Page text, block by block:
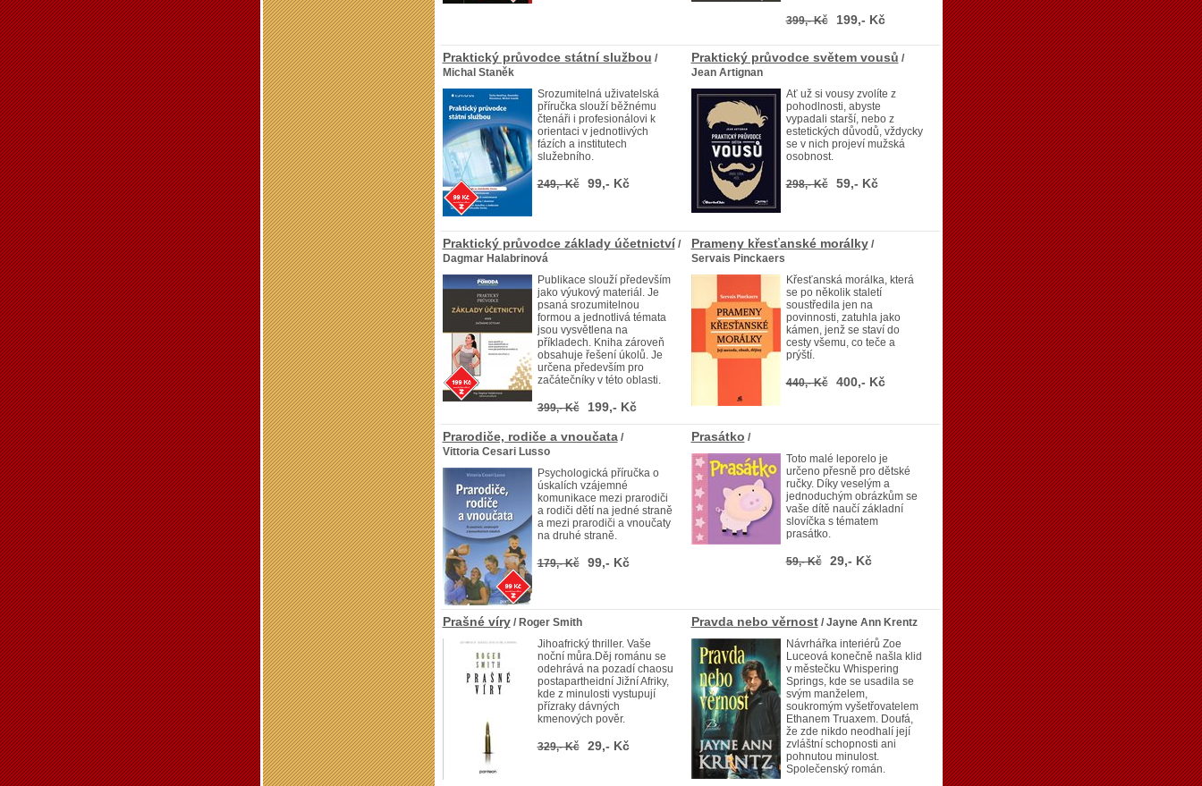
399,- Kč 199,- Kč
Praktický průvodce státní službou /
Michal Staněk
Srozumitelná uživatelská
příručka slouží běžnému
čtenáři i profesionálovi k
orientaci v jednotlivých
fázích a institutech
služebního.
249,- Kč 99,- Kč
Praktický průvodce světem vousů /
Jean Artignan
Ať už si vousy zvolíte z
pohodlnosti, abyste
vypadali starší, nebo z
estetických důvodů, vždycky
se v nich projeví mužská
osobnost.
298,- Kč 59,- Kč
Praktický průvodce základy účetnictví /
Dagmar Halabrinová
Publikace slouží především
jako výukový materiál. Je
psaná srozumitelnou
formou a jednotlivá témata
jsou vysvětlena na
příkladech. Kniha zároveň
obsahuje řešení úkolů. Je
určena především pro
začátečníky v této oblasti.
399,- Kč 199,- Kč
Prameny křesťanské morálky/
Servais Pinckaers
Křesťanská morálka, která
se po několik staletí
soustředila jen na
povinnosti, zatuhla jako
kámen, jenž se staví do
cesty všemu, co teče a
prýští.
440,- Kč 400,- Kč
Prarodiče, rodiče a vnoučata/
Vittoria Cesari Lusso
Psychologická příručka o
úskalích vzájemné
komunikace mezi prarodiči
a rodiči dětí na jedné straně
a mezi prarodiči a vnoučaty
na druhé straně.
179,- Kč 99,- Kč
Prasátko /
Toto malé leporelo je
určeno přesně pro dětské
ručky. Díky veselým a
jednoduchým obrázkům se
vaše dítě naučí základní
slovíčka s tématem
prasátko.
59,- Kč 29,- Kč
Prašné víry/ Roger Smith
Jihoafrický thriller. Vaše
noční můra.Děj románu se
odehrává na pozadí chaosu
postapartheidní Jižní Afriky,
kde z minulosti vystupují
přízraky dávných
kmenových pověr.
329,- Kč 29,- Kč
Pravda nebo věrnost/ Jayne Ann Krentz
Návrhářka interiérů Zoe
Luceová konečně našla klid
v městečku Whispering
Springs, kde se usadila se
svým manželem,
soukromým vyšetřovatelem
Ethanem Truaxem. Doufá,
že zde nikdo neodhalí její
zvláštní schopnosti ani
pohnutou minulost.
Společenský román.